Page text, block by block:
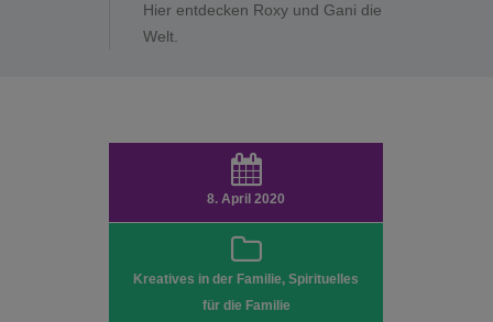
Hier entdecken Roxy und Gani die
Welt.
8. April 2020
Kreatives in der Familie, Spirituelles
für die Familie